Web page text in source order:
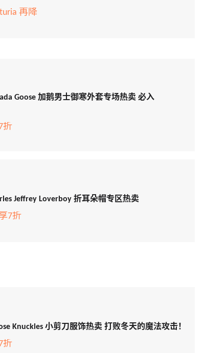
再降
Goose 加鹅男士御寒外套专场热卖 必入
折
Jeffrey Loverboy 折耳朵帽专区热卖
7折
Knuckles 小剪刀服饰热卖 打败冬天的魔法攻击！
折
3天14小时
【55专享】Base Blu：时尚上新热卖 关注
PRADA、LOEWE、加拿大鹅等
4%返利